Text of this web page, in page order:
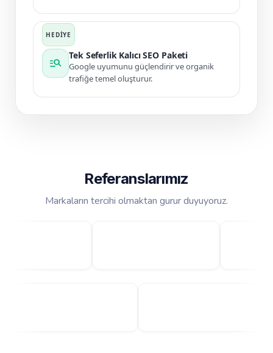
manage_search
Tek Seferlik Kalıcı SEO Paketi
Google uyumunu güçlendirir ve organik
trafiğe temel oluşturur.
Referanslarımız
Markaların tercihi olmaktan gurur duyuyoruz.